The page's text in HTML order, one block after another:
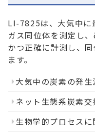
LI-7825は、大気中に
ガス同位体を測定し
かつ正確に計測し、
ます。
大気中の炭素の発
ネット生態系炭素交
生物学的プロセス